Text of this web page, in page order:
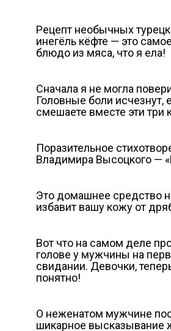
Рецепт необычных
инегёль кёфте — это
блюдо из мяса, что я ела!
Сначала я не могла
Головные боли исчезнут,
смешаете вместе эти три
Поразительное
Владимира Высоцкого —
Это домашнее средство
избавит вашу кожу от
Вот что на самом деле
голове у мужчины на
свидании. Девочки,
понятно!
О неженатом мужчине
шикарное